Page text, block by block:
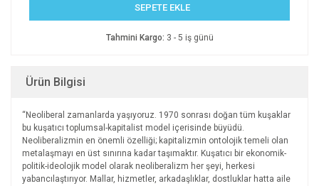
SEPETE EKLE
Tahmini Kargo: 3 - 5 iş günü
Ürün Bilgisi
“Neoliberal zamanlarda yaşıyoruz. 1970 sonrası doğan tüm kuşaklar
bu kuşatıcı toplumsal-kapitalist model içerisinde büyüdü.
Neoliberalizmin en önemli özelliği; kapitalizmin ontolojik temeli olan
metalaşmayı en üst sınırına kadar taşımaktır. Kuşatıcı bir ekonomik-
politik-ideolojik model olarak neoliberalizm her şeyi, herkesi
yabancılaştırıyor. Mallar, hizmetler, arkadaşlıklar, dostluklar hatta aile